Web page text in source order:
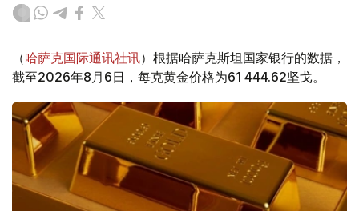
（哈萨克国际通讯社讯）根据哈萨克斯坦国家银行的数据，
截至2026年8月6日，每克黄金价格为61 444.62坚戈。